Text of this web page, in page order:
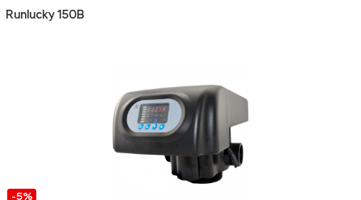
Runlucky 150B
-5%